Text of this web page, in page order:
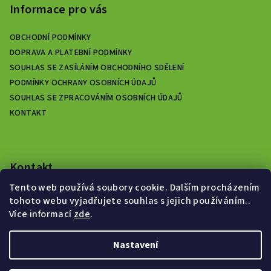
Tento web používá soubory cookie. Dalším procházením
tohoto webu vyjadřujete souhlas s jejich používáním..
Více informacízde.
Nastavení
Informace pro vás
OBCHODNÍ PODMÍNKY
DOPRAVA A PLATEBNÍ PODMÍNKY
SOUHLAS SE ZASÍLÁNÍM OBCHODNÍHO SDĚLENÍ
PODMÍNKY OCHRANY OSOBNÍCH ÚDAJŮ
SOUHLAS SE ZPRACOVÁNÍM OSOBNÍCH ÚDAJŮ
KONTAKT
Kontakt
zelenyeshop.cz
gmail.com
+420725637010